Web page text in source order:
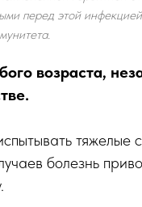
перед этой
возраста,
тяжелые
болезнь